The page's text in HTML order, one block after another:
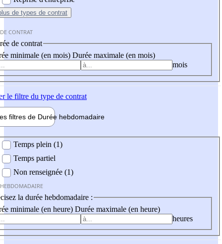
de types de contrat
CONTRAT
de contrat
minimale (en mois) Durée maximale (en mois)
mois
le filtre du type de contrat
filtres de Durée hebdomadaire
Temps plein (1)
Temps partiel
Non renseignée (1)
la durée hebdomadaire :
minimale (en heure) Durée maximale (en heure)
heures